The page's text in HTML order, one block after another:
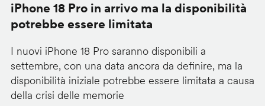
iPhone 18 Pro in arrivo ma la disponibilità
potrebbe essere limitata
I nuovi iPhone 18 Pro saranno disponibili a
settembre, con una data ancora da definire, ma la
disponibilità iniziale potrebbe essere limitata a causa
della crisi delle memorie